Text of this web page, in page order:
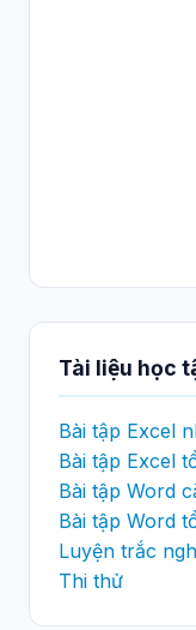
Tài liệu học
Bài tập Excel
Bài tập Excel
Bài tập Word
Bài tập Word
Luyện trắc
Thi thử